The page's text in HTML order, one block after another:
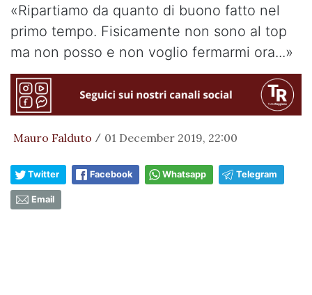
«Ripartiamo da quanto di buono fatto nel
primo tempo. Fisicamente non sono al top
ma non posso e non voglio fermarmi ora...»
Mauro Falduto / 01 December 2019, 22:00
Twitter Facebook Whatsapp Telegram
Email